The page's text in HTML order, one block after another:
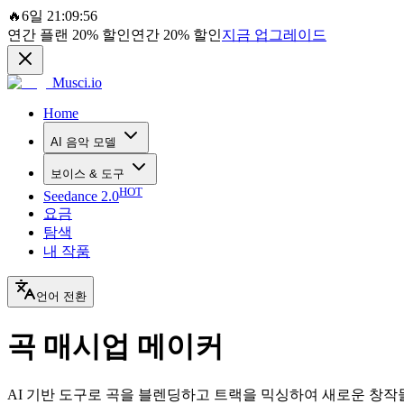
🔥6일 21:09:56
연간 플랜 20% 할인연간 20% 할인지금 업그레이드
Musci.io
Home
AI 음악 모델
보이스 & 도구
Seedance 2.0HOT
요금
탐색
내 작품
언어 전환
곡 매시업 메이커
AI 기반 도구로 곡을 블렌딩하고 트랙을 믹싱하여 새로운 창작